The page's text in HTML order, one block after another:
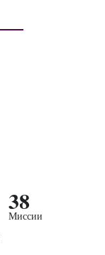
38
Миссии